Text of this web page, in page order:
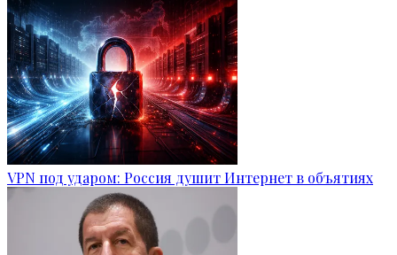
VPN под ударом: Россия душит Интернет в объятиях